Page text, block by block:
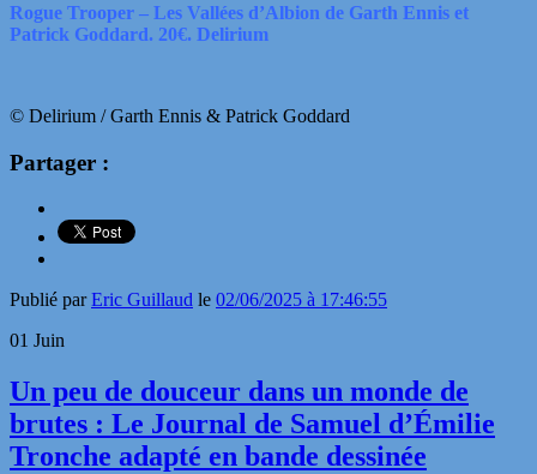
Rogue Trooper – Les Vallées d’Albion de Garth Ennis et
Patrick Goddard. 20€. Delirium
© Delirium / Garth Ennis & Patrick Goddard
Partager :
Publié parEric Guillaud le 02/06/2025 à 17:46:55
01 Juin
Un peu de douceur dans un monde de
brutes : Le Journal de Samuel d’Émilie
Tronche adapté en bande dessinée